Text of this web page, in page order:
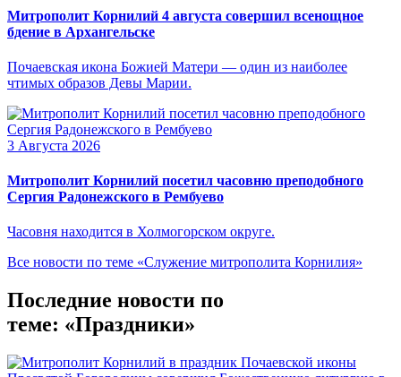
Митрополит Корнилий 4 августа совершил всенощное
бдение в Архангельске
Почаевская икона Божией Матери — один из наиболее
чтимых образов Девы Марии.
3 Августа 2026
Митрополит Корнилий посетил часовню преподобного
Сергия Радонежского в Рембуево
Часовня находится в Холмогорском округе.
Все новости по теме «Служение митрополита Корнилия»
Последние новости по
теме: «Праздники»